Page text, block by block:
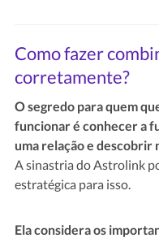
Como fazer
corretamente?
O segredo para quem
funcionar é conhecer a
uma relação e descobrir
A sinastria do Astrolink
estratégica para isso.
Ela considera os